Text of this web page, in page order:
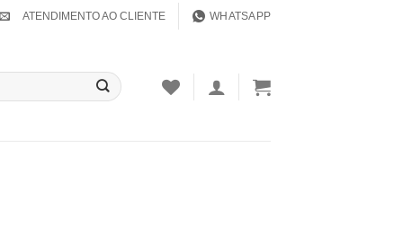
ATENDIMENTO AO CLIENTE WHATSAPP